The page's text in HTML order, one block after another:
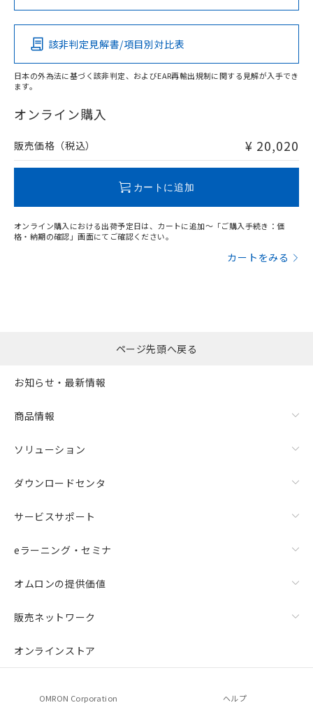
鉄材
l: 0mm以上、φd: 12mm以上、D: 0mm以上、m: 24mm以
アルミ材
l: 12mm以上、φd: 70mm以上、D: 12mm以上、m: 24mm
Pb Hg Cd Cr(VI)
O
在庫等で未対応品が混在する可能性があります。
問い合わせください。
この製品の規格認証/適合状況ページへ
その他の認証はこちらのページからご検索ください
該非判定見解書/項目別対比表
日本の外為法に基づく該非判定、およびEAR再輸出規制に関する見解が入手でき
ます。
オンライン購入
販売価格（税込） ¥ 20,020
カートに追加
オンライン購入における出荷予定日は、カートに追加～「ご購入手続き：価
格・納期の確認」画面にてご確認ください。
カートをみる
ページ先頭へ戻る
お知らせ・最新情報
商品情報
ソリューション
ダウンロードセンタ
サービスサポート
eラーニング・セミナ
オムロンの提供価値
販売ネットワーク
オンラインストア
OMRON Corporation ヘルプ